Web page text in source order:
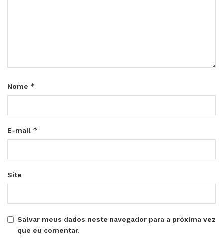
Nome *
E-mail *
Site
Salvar meus dados neste navegador para a próxima vez
que eu comentar.